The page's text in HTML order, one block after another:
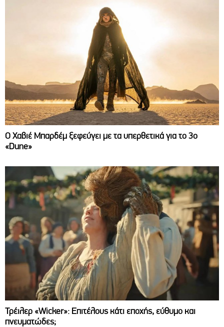
O Χαβιέ Μπαρδέμ ξεφεύγει με τα υπερθετικά για το 3ο
«Dune»
Τρέιλερ «Wicker»: Επιτέλους κάτι εποχής, εύθυμο και
πνευματώδες;